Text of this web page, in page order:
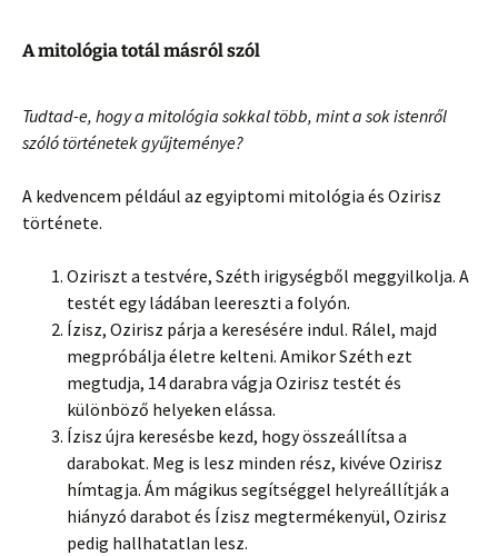
A mitológia totál másról szól
Tudtad-e, hogy a mitológia sokkal több, mint a sok istenről
szóló történetek gyűjteménye?
A kedvencem például az egyiptomi mitológia és Ozirisz
története.
Oziriszt a testvére, Széth irigységből meggyilkolja. A
testét egy ládában leereszti a folyón.
Ízisz, Ozirisz párja a keresésére indul. Rálel, majd
megpróbálja életre kelteni. Amikor Széth ezt
megtudja, 14 darabra vágja Ozirisz testét és
különböző helyeken elássa.
Ízisz újra keresésbe kezd, hogy összeállítsa a
darabokat. Meg is lesz minden rész, kivéve Ozirisz
hímtagja. Ám mágikus segítséggel helyreállítják a
hiányzó darabot és Ízisz megtermékenyül, Ozirisz
pedig hallhatatlan lesz.